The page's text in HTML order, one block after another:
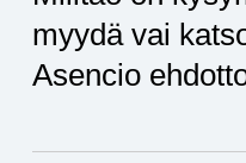
myydä vai
Asencio